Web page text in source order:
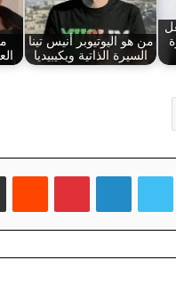
من هو اليوتيوبر أنيس تينا
السيرة الذاتية ويكيبيديا
فيسبوك تويتر لينكدإن بينتيريست